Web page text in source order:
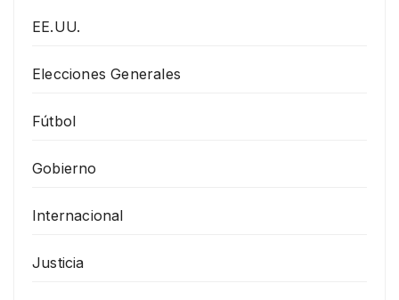
EE.UU.
Elecciones Generales
Fútbol
Gobierno
Internacional
Justicia